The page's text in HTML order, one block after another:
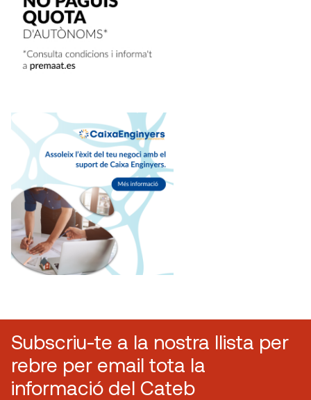
Subscriu-te a la nostra llista per
rebre per email tota la
informació del Cateb